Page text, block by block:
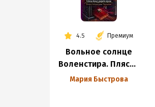
4.5 Премиум
Вольное солнце
Воленстира. Пляска
между ударами
Мария Быстрова